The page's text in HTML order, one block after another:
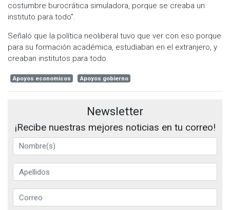
costumbre burocrática simuladora, porque se creaba un
instituto para todo".
Señaló que la política neoliberal tuvo que ver con eso porque
para su formación académica, estudiaban en el extranjero, y
creaban institutos para todo.
Apoyos economicos Apoyos gobierno
Newsletter
¡Recibe nuestras mejores noticias en tu correo!